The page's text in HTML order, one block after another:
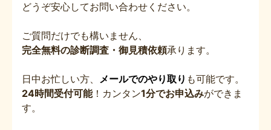
どうぞ安心してお問い合わせください。
ご質問だけでも構いません、
完全無料の診断調査・御見積依頼承ります。
日中お忙しい方、 メールでのやり取り も可能です。
24時間受付可能！カンタン1分でお申込みができま
す。